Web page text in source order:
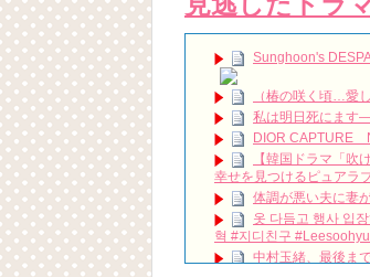
Sunghoon's
（椿の咲く頃…愛
私は明日死にます
DIOR CAPTURE
【韓国ドラマ「
幸せを見つけるピュアラ
体調が悪い夫に妻
옷 다듬고 행사 입
혁 #지디친구
中村玉緒、最後ま